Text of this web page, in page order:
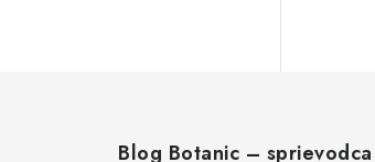
Blog Botanic – sprievodca